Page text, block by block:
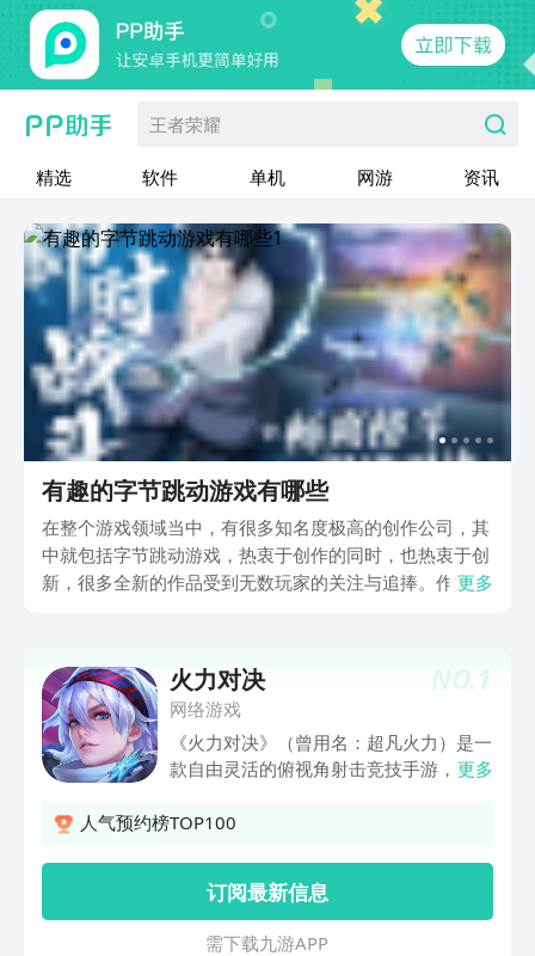
王者荣耀
精选 软件 单机 网游 资讯
有趣的字节跳动游戏有哪些
在整个游戏领域当中，有很多知名度极高的创作公司，其
中就包括字节跳动游戏，热衷于创作的同时，也热衷于创
新，很多全新的作品受到无数玩家的关注与追捧。作为传
下来小编为大家介绍几款人气较高的游戏。
更多
NO.1
火力对决
网络游戏
《火力对决》（曾用名：超凡火力）是一
款自由灵活的俯视角射击竞技手游，玩家
助精心设计的关卡地形，通过瞄准射击和
分钟一局的刺激战斗，随时随地为您带来
酣畅淋漓的游戏体验！
更多
人气预约榜TOP100
订阅最新信息
需 下 载 九 游 A P P